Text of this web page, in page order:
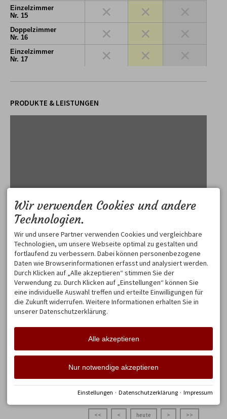
Einzelzimmer
Nr. 15
× ×
Doppelzimmer
Nr. 16
× ×
Einzelzimmer
Nr. 17
× ×
PRODUKTE & LEISTUNGEN
Produkt
Frühstücksbuffet für
19,90 € Person/Tag
Gerne können Sie zu unseren
Ferienwohnungen, das reichhaltige
Oberstdorfer Frühstücksbuffet, mit
292,60 €
BUCHEN
7 Nächte, 2
Personen
<< < heute > >>
Wir verwenden Cookies und andere
Technologien.
Wir und unsere Partner verwenden Cookies und vergleichbare
Technologien, um unsere Webseite optimal zu gestalten und
fortlaufend zu verbessern. Dabei können personenbezogene
Daten wie Browserinformationen erfasst und analysiert werden.
Durch Klicken auf „Alle akzeptieren“ stimmen Sie der
Verwendung zu. Durch Klicken auf „Einstellungen“ können Sie
eine individuelle Auswahl treffen und erteilte Einwilligungen für
die Zukunft widerrufen. Weitere Informationen erhalten Sie in
unserer Datenschutzerklärung.
Alle akzeptieren
Nur notwendige akzeptieren
Einstellungen · Datenschutzerklärung · Impressum